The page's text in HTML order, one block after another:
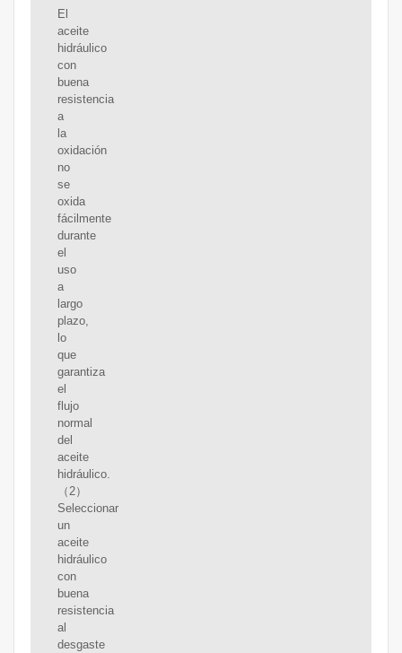
El
aceite
hidráulico
con
buena
resistencia
a
la
oxidación
no
se
oxida
fácilmente
durante
el
uso
a
largo
plazo,
lo
que
garantiza
el
flujo
normal
del
aceite
hidráulico.
（2）
Seleccionar
un
aceite
hidráulico
con
buena
resistencia
al
desgaste